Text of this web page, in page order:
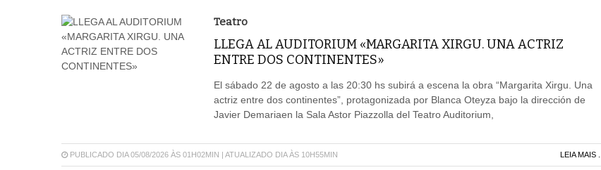
Teatro
LLEGA AL AUDITORIUM «MARGARITA XIRGU. UNA ACTRIZ
ENTRE DOS CONTINENTES»
El sábado 22 de agosto a las 20:30 hs subirá a escena la obra “Margarita Xirgu. Una
actriz entre dos continentes”, protagonizada por Blanca Oteyza bajo la dirección de
Javier Demariaen la Sala Astor Piazzolla del Teatro Auditorium,
PUBLICADO DIA 05/08/2026 ÀS 01H02MIN | ATUALIZADO DIA ÀS 10H55MIN LEIA MAIS ...